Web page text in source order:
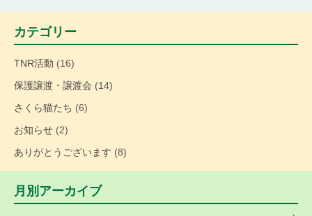
カテゴリー
TNR活動 (16)
保護譲渡・譲渡会 (14)
さくら猫たち (6)
お知らせ (2)
ありがとうございます (8)
月別アーカイブ